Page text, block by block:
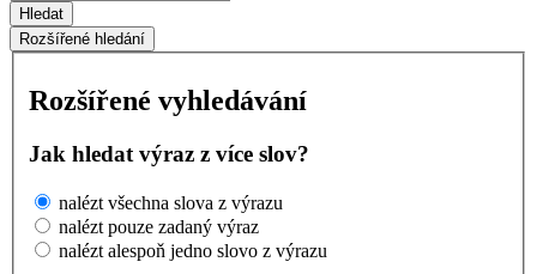
Hledat
Rozšířené hledání
Rozšířené vyhledávání
Jak hledat výraz z více slov?
nalézt všechna slova z výrazu
nalézt pouze zadaný výraz
nalézt alespoň jedno slovo z výrazu